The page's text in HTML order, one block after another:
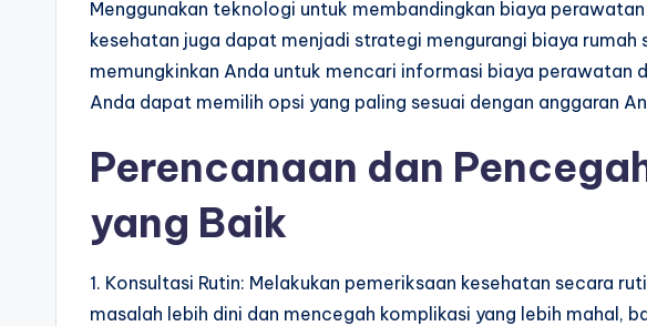
Menggunakan teknologi untuk membandingkan biaya
kesehatan juga dapat menjadi strategi mengurangi biaya
memungkinkan Anda untuk mencari informasi biaya perawatan
Anda dapat memilih opsi yang paling sesuai dengan anggaran
Perencanaan dan
yang Baik
1. Konsultasi Rutin: Melakukan pemeriksaan kesehatan secara
masalah lebih dini dan mencegah komplikasi yang lebih mahal,